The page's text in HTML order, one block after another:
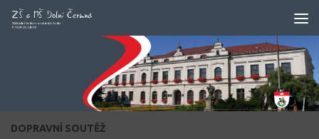
Skip to content
DOPRAVNÍ SOUTĚŽ